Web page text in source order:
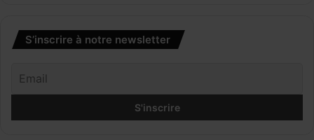
S’inscrire à notre newsletter